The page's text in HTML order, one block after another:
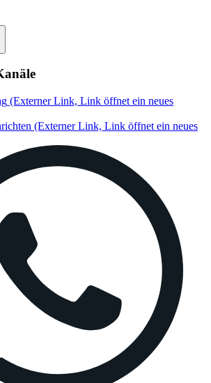
(Externer Link, Link öffnet ein neues
(Externer Link, Link öffnet ein neues